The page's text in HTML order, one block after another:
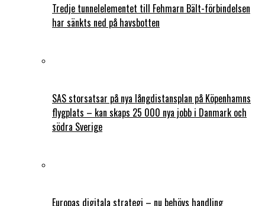
Tredje tunnelelementet till Fehmarn Bält-förbindelsen
har sänkts ned på havsbotten
SAS storsatsar på nya långdistansplan på Köpenhamns
flygplats – kan skaps 25 000 nya jobb i Danmark och
södra Sverige
Europas digitala strategi – nu behövs handling